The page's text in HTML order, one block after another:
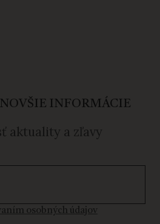
INFORMÁCIE
aktuality a zľavy
osobných údajov
osobných údajov